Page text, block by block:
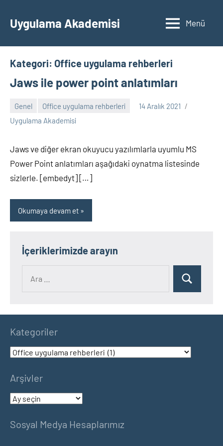
geçUygulama Akademisi Menü
Kategori: Office uygulama rehberleri
Jaws ile power point anlatımları
Genel Office uygulama rehberleri
14 Aralık 2021
Uygulama Akademisi
Yorum
Jaws ve diğer ekran okuyucu yazılımlarla uyumlu MS
Power Point anlatımları aşağıdaki oynatma listesinde
sizlerle. [embedyt] […]
Okumaya devam et
İçeriklerimizde arayın
Ara
Kategoriler
Kategoriler
Arşivler
Arşivler
Sosyal Medya Hesaplarımız